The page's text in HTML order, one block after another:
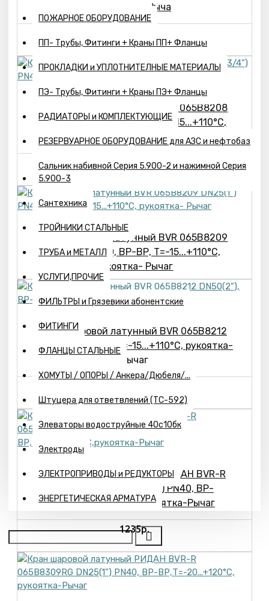
ПОЖАРНОЕ ОБОРУДОВАНИЕ
ПП- Трубы, Фитинги + Краны ПП+ Фланцы
ПРОКЛАДКИ и УПЛОТНИТЕЛНЫЕ МАТЕРИАЛЫ
ПЭ- Трубы, Фитинги + Краны ПЭ+ Фланцы
РАДИАТОРЫ и КОМПЛЕКТУЮЩИЕ
РЕЗЕРВУАРНОЕ ОБОРУДОВАНИЕ для АЗС и нефтобаз
Сальник набивной Серия 5.900-2 и нажимной Серия
5.900-3
Сантехника
ТРОЙНИКИ СТАЛЬНЫЕ
ТРУБА и МЕТАЛЛ
УСЛУГИ,ПРОЧИЕ
ФИЛЬТРЫ и Грязевики абонентские
ФИТИНГИ
ФЛАНЦЫ СТАЛЬНЫЕ
ХОМУТЫ / ОПОРЫ / Анкера/Дюбеля/...
Штуцера для ответвлений (ТС-592)
Элеваторы водоструйные 40с10бк
Электроды
ЭЛЕКТРОПРИВОДЫ и РЕДУКТОРЫ
ЭНЕРГЕТИЧЕСКАЯ АРМАТУРА
рукоятка- Рыча
Кран шаровой латунный BVR 065B8208
DN20(3/4") PN40, ВР-ВР, Т=-15...+110°С,
рукоятка- Рыча
807р.
Кран шаровой латунный BVR 065B8209
DN25(1") PN40, ВР-ВР, Т=-15...+110°С,
рукоятка- Рычаг
Кран шаровой латунный BVR 065B8212
DN50(2"), ВР-ВР, Т=-15...+110°С, рукоятка-
Рычаг
Кран шаровой латунный РИДАН BVR-R
065B8307RG DN15(1/2") PN40, ВР-
ВР,Т=-20...+120°С,рукоятка-Рычаг
1235р.